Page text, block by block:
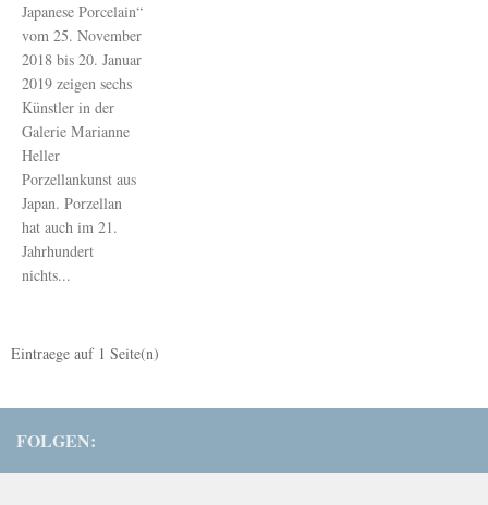
Japanese Porcelain“
vom 25. November
2018 bis 20. Januar
2019 zeigen sechs
Künstler in der
Galerie Marianne
Heller
Porzellankunst aus
Japan. Porzellan
hat auch im 21.
Jahrhundert
nichts...
Eintraege auf 1 Seite(n)
FOLGEN: